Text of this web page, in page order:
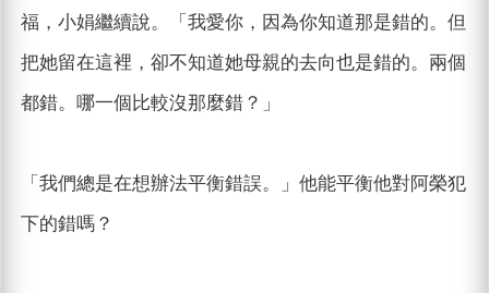
福，小娟繼續說。「我愛你，因為你知道那是錯的。但
把她留在這裡，卻不知道她母親的去向也是錯的。兩個
都錯。哪一個比較沒那麼錯？」
「我們總是在想辦法平衡錯誤。」他能平衡他對阿榮犯
下的錯嗎？